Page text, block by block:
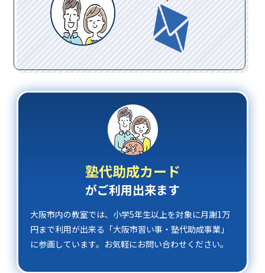
塾代助成カード
がご利⽤出来ます
⼤阪市内の教室では、小学5年⽣以上を対象に⽉謝1万
円まで利⽤が出来る「大阪市習い事・塾代助成事業」
に参画しています。お気軽にお問い合わせください。